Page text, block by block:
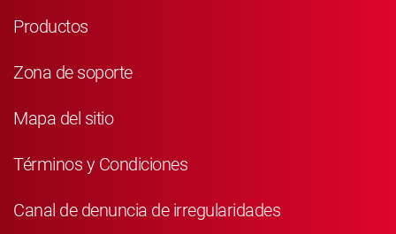
Productos
Zona de soporte
Mapa del sitio
Términos y Condiciones
Canal de denuncia de irregularidades